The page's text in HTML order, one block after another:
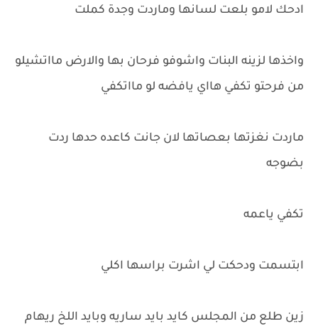
ادحك لامو بلعت لسانها وماردت وجدة كملت
واخذها لزينه البنات واشوفو فرحان بها والارض مااتشيلو
من فرحتو تكفي هااي يافضه لو مااتكفي
ماردت نغزتها بعصاتها لان جانت كاعده حدها ردت
بضوجه
تكفي ياعمه
ابتسمت ودحكت لي اشرت براسها اكلي
زين طلع من المجلس كايد بايد ساريه وبايد اللخ ريهام